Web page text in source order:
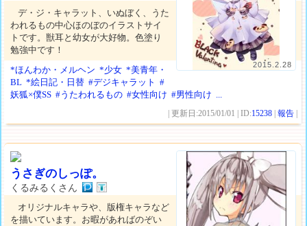
2015.2.28
デ・ジ・キャラット、いぬぼく、うた
われるもの中心ほのぼのイラストサイ
トです。獣耳と幼女が大好物。色塗り
勉強中です！
*ほんわか・メルヘン *少女 *美青年・
BL *絵日記・日替 #デジキャラット
#
妖狐×僕SS #うたわれるもの #女性向け #男性向け ...
| 更新日:2015/01/01 | ID:15238 |報告
うさぎのしっぽ。
くるみるくさん
オリジナルキャラや、版権キャラなど
を描いています。お暇があればのぞい